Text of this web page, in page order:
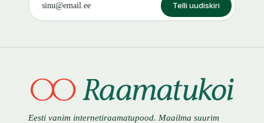
Telli uudiskiri
Eesti vanim internetiraamatupood. Maailma suurim